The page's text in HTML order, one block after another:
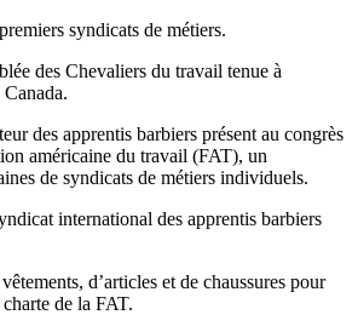
syndicats de métiers.
des Chevaliers du travail tenue à
des apprentis barbiers présent au congrès
américaine du travail (FAT), un
de syndicats de métiers individuels.
international des apprentis barbiers
d’articles et de chaussures pour
de la FAT.